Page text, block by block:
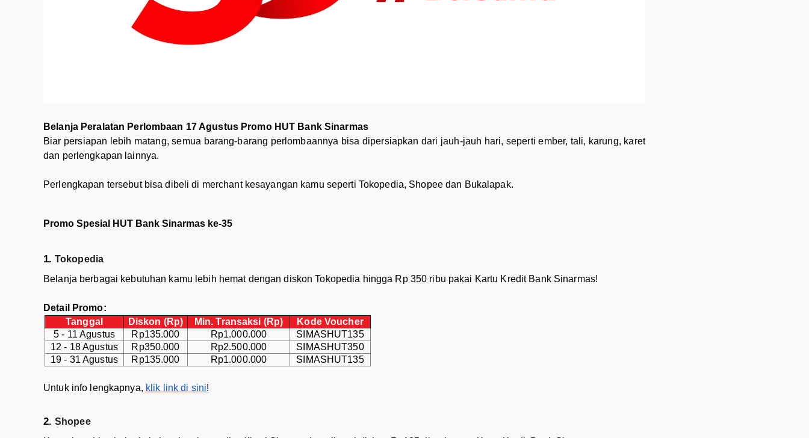
Belanja Peralatan Perlombaan 17 Agustus Promo HUT Bank Sinarmas
Biar persiapan lebih matang, semua barang-barang perlombaannya bisa dipersiapkan dari jauh-jauh hari, seperti ember, tali, karung, karet
dan perlengkapan lainnya.
Perlengkapan tersebut bisa dibeli di merchant kesayangan kamu seperti Tokopedia, Shopee dan Bukalapak.
Promo Spesial HUT Bank Sinarmas ke-35
Tokopedia
Belanja berbagai kebutuhan kamu lebih hemat dengan diskon Tokopedia hingga Rp 350 ribu pakai Kartu Kredit Bank Sinarmas!
Detail Promo:
Tanggal
Diskon (Rp) Min. Transaksi (Rp)
Kode Voucher
5 - 11 Agustus
Rp135.000 Rp1.000.000
SIMASHUT135
12 - 18 Agustus
Rp350.000 Rp2.500.000
SIMASHUT350
19 - 31 Agustus
Rp135.000 Rp1.000.000 SIMASHUT135
Untuk info lengkapnya, klik link di sini!
Shopee